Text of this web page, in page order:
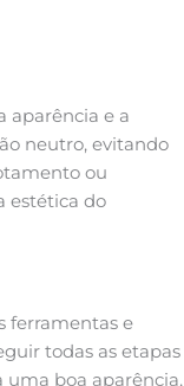
aparência e a
neutro, evitando
ou
estética do
ferramentas e
todas as etapas
uma boa aparência,